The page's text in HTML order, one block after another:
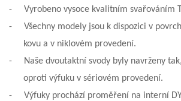
-
Vyrobeno vysoce kvalitním svařováním
-
Všechny modely jsou k dispozici v
kovu a v niklovém provedení.
-
Naše dvoutaktní svody byly navrženy
oproti výfuku v sériovém provedení.
-
Výfuky prochází proměření na interní